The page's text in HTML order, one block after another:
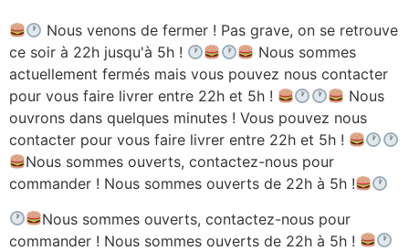
Nous venons de fermer ! Pas grave, on se retrouve
ce soir à 22h jusqu'à 5h !
Nous sommes
actuellement fermés mais vous pouvez nous contacter
pour vous faire livrer entre 22h et 5h !
Nous
ouvrons dans quelques minutes ! Vous pouvez nous
contacter pour vous faire livrer entre 22h et 5h !
Nous sommes ouverts, contactez-nous pour
commander ! Nous sommes ouverts de 22h à 5h !
Nous sommes ouverts, contactez-nous pour
commander ! Nous sommes ouverts de 22h à 5h !